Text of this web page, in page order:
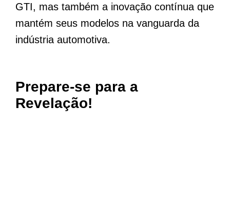
GTI, mas também a inovação contínua que
mantém seus modelos na vanguarda da
indústria automotiva.
Prepare-se para a
Revelação!